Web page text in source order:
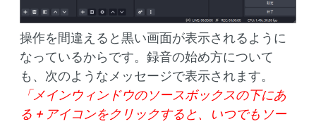
操作を間違えると黒い画面が表示されるように
なっているからです。録音の始め方について
も、次のようなメッセージで表示されます。
「メインウィンドウのソースボックスの下にあ
る + アイコンをクリックすると、いつでもソー